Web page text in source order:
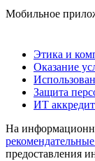
Мобильное
Этика и
Оказание
Защита
ИТ
На
предоставления